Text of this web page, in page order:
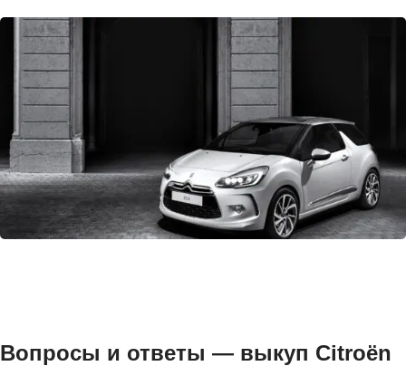
Вопросы и ответы — выкуп Citroën